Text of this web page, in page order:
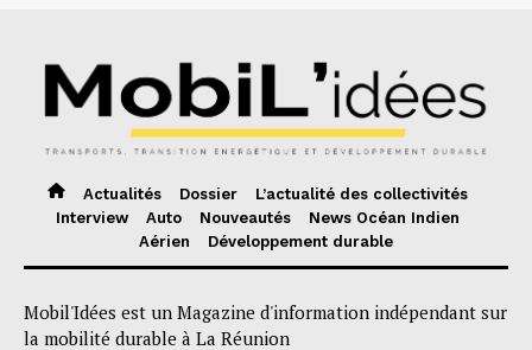
Actualités Dossier
L’actualité des collectivités
Interview
Auto Nouveautés
News Océan Indien
Aérien
Développement durable
Mobil'Idées est un Magazine d'information indépendant sur
la mobilité durable à La Réunion